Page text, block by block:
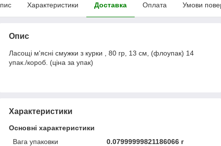
Характеристики Доставка Оплата Умови
Опис
Ласощі м'ясні смужки з курки , 80 гр, 13 см, (флоупак) 14
упак./короб. (ціна за упак)
Характеристики
Основні характеристики
Вага упаковки
0.07999999821186066 г